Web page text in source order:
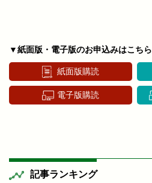
▼紙面版・電子版のお申込みはこちら
紙面版購読
電子版購読
記事ランキング